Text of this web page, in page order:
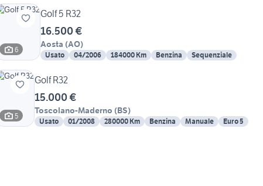
6
Golf 5 R32
16.500 €
Aosta (AO)
Usato 04/2006 184000 Km Benzina Sequenziale
5
Golf R32
15.000 €
Toscolano-Maderno (BS)
Usato 01/2008 280000 Km Benzina Manuale Euro 5